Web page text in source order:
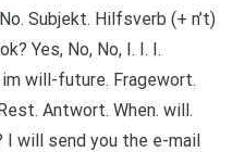
Subjekt. Hilfsverb (+ n’t)
Yes, No, No, I. I. I.
will-future. Fragewort.
Antwort. When. will.
I will send you the e-mail